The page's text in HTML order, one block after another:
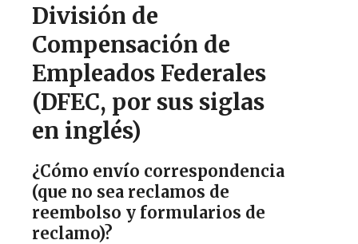
División de
Compensación de
Empleados Federales
(DFEC, por sus siglas
en inglés)
¿Cómo envío correspondencia
(que no sea reclamos de
reembolso y formularios de
reclamo)?